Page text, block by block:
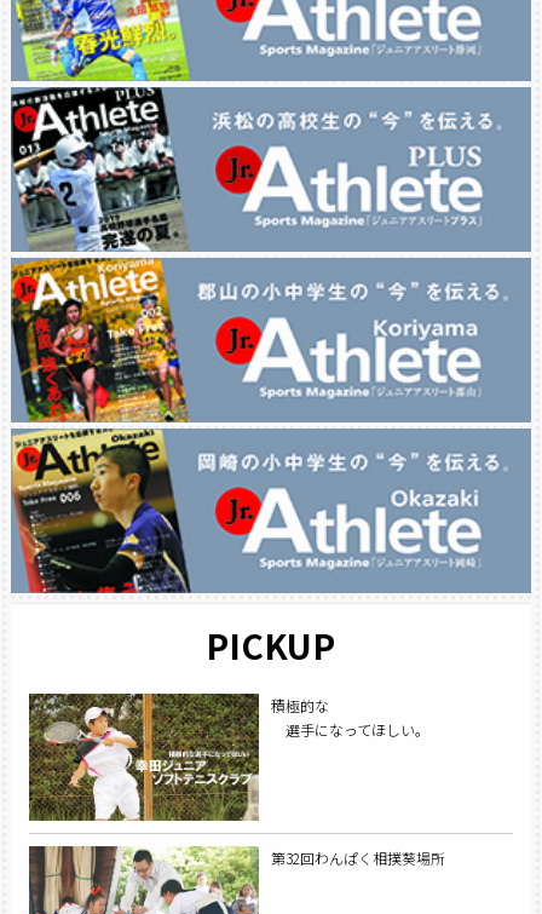
PICKUP
積極的な
選手になってほしい。
第32回わんぱく相撲葵場所